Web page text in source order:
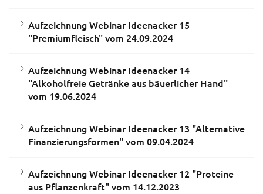
Aufzeichnung Webinar Ideenacker 15
"Premiumfleisch" vom 24.09.2024
Aufzeichnung Webinar Ideenacker 14
"Alkoholfreie Getränke aus bäuerlicher Hand"
vom 19.06.2024
Aufzeichnung Webinar Ideenacker 13 "Alternative
Finanzierungsformen" vom 09.04.2024
Aufzeichnung Webinar Ideenacker 12 "Proteine
aus Pflanzenkraft" vom 14.12.2023